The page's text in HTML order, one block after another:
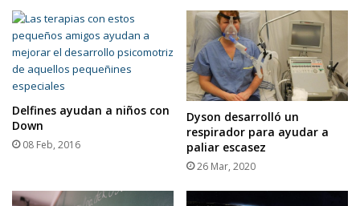
Delfines ayudan a niños con
Down
08 Feb, 2016
Dyson desarrolló un
respirador para ayudar a
paliar escasez
26 Mar, 2020